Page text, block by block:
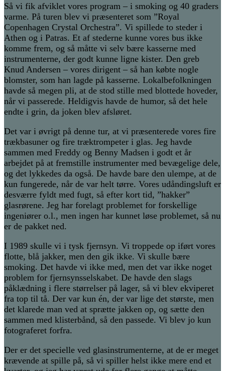
Så vi fik afviklet vores program – i smoking og 40 graders
varme. På turen blev vi præsenteret som ”Royal
Copenhagen Crystal Orchestra”. Vi spillede to steder i
Athen og i Patras. Et af stederne kunne vores bus ikke
komme frem, og så måtte vi selv bære kasserne med
instrumenterne, der godt kunne ligne kister. Den greb
Knud Andersen – vores dirigent – så han købte nogle
blomster, som han lagde på kasserne. Lokalbefolkningen
havde så megen pli, at de stod stille med blottede hoveder,
når vi passerede. Heldigvis havde de humor, så det hele
endte i grin, da joken blev afsløret.
Det var i øvrigt på denne tur, at vi præsenterede vores fire
trækbasuner og fire træktrompeter i glas. Jeg havde
sammen med Freddy og Benny Madsen i godt et år
arbejdet på at fremstille instrumenter med bevægelige dele,
og det lykkedes da også. De havde bare den ulempe, at de
kun fungerede, når de var helt tørre. Vores udåndingsluft er
desværre fyldt med fugt, så efter kort tid, ”hakker”
glasrørene. Jeg har forelagt problemet for forskellige
ingeniører o.l., men ingen har kunnet løse problemet, så nu
er de pakket ned.
I 1989 skulle vi i tysk fjernsyn. Vi troppede op iført vores
flotte, blå jakker, men den gik ikke. Vi skulle bære
smoking. Det havde vi ikke med, men det var ikke noget
problem for fjernsynsselskabet. De havde den slags
påklædning i flere størrelser på lager, så vi blev ekviperet
fra top til tå. Der var kun én, der var lige det største, men
det klarede man ved at sprætte jakken op, og sætte den
sammen med klisterbånd, så den passede. Vi blev jo kun
fotograferet forfra.
Der er det specielle ved glasinstrumenterne, at de er meget
krævende at spille på, så vi spiller helst ikke mere end et